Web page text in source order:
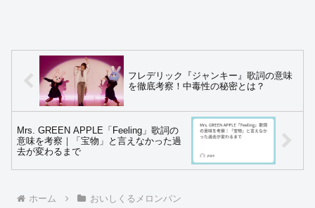
フレデリック『ジャンキー』歌詞の意味
を徹底考察！中毒性の秘密とは？
Mrs. GREEN APPLE「Feeling」歌詞の
意味を考察｜「宝物」と言えなかった過
去が変わるまで
ホーム おいしくるメロンパン